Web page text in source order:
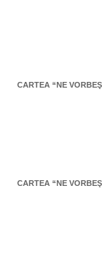
CARTEA “NE
CARTEA “NE